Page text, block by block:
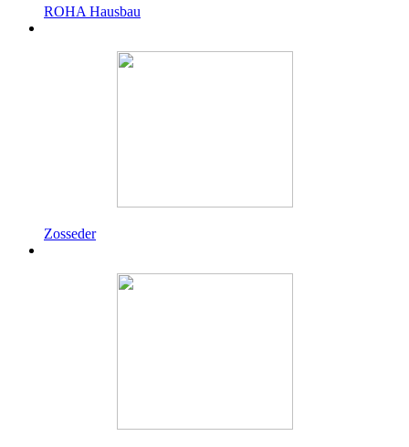
ROHA Hausbau
Zosseder